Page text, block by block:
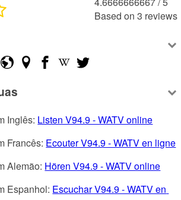
Based on 3 reviews
Inglês: Listen V94.9 - WATV online
Francês: Ecouter V94.9 - WATV en ligne
Alemão: Hören V94.9 - WATV online
Espanhol: Escuchar V94.9 - WATV en